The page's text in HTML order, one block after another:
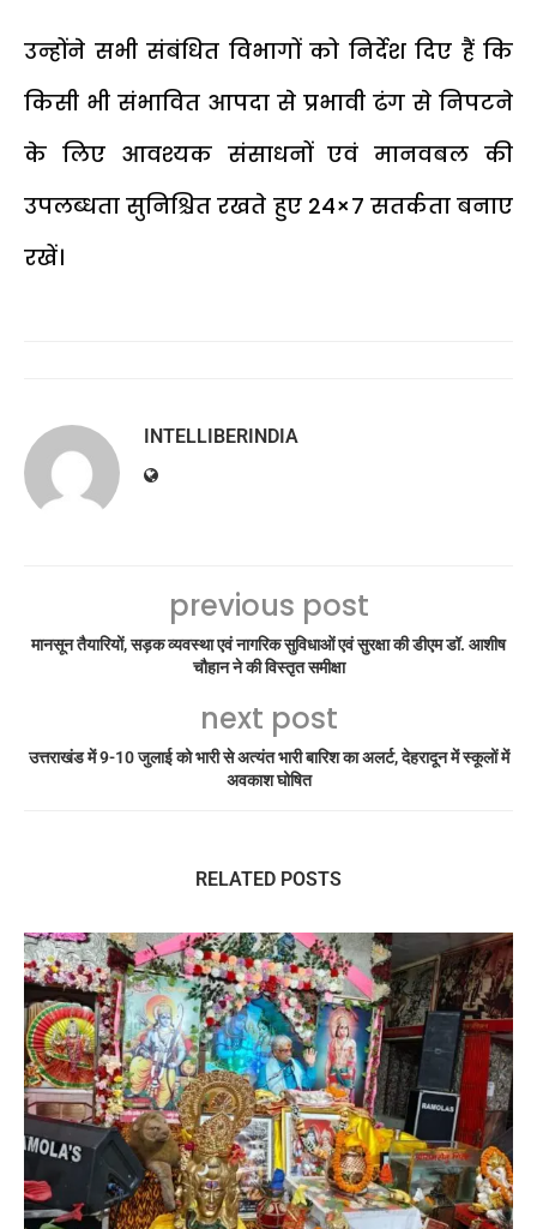
उन्होंने सभी संबंधित विभागों को निर्देश दिए हैं कि
किसी भी संभावित आपदा से प्रभावी ढंग से निपटने
के लिए आवश्यक संसाधनों एवं मानवबल की
उपलब्धता सुनिश्चित रखते हुए 24×7 सतर्कता बनाए
रखें।
INTELLIBERINDIA
previous post
मानसून तैयारियों, सड़क व्यवस्था एवं नागरिक सुविधाओं एवं सुरक्षा की डीएम डॉ. आशीष
चौहान ने की विस्तृत समीक्षा
next post
उत्तराखंड में 9-10 जुलाई को भारी से अत्यंत भारी बारिश का अलर्ट, देहरादून में स्कूलों में
अवकाश घोषित
RELATED POSTS